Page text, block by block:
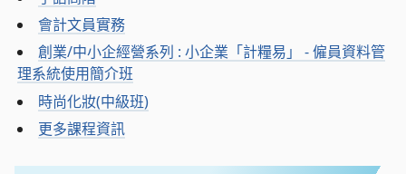
會計文員實務
創業/中小企經營系列 : 小企業「計糧易」 - 僱員資料管
理系統使用簡介班
時尚化妝(中級班)
更多課程資訊